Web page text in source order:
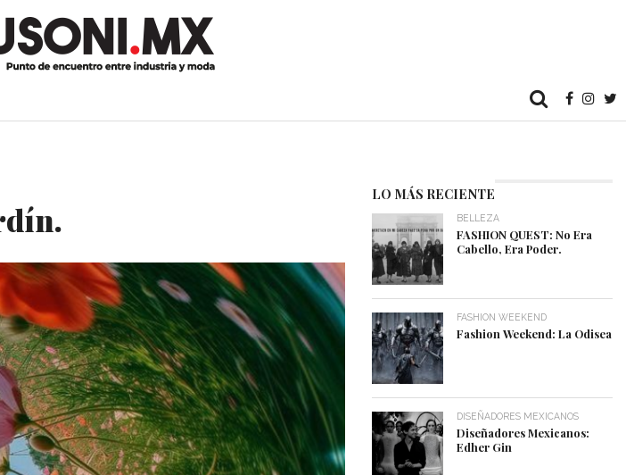
LO MÁS RECIENTE
BELLEZA
FASHION QUEST: No Era
Cabello, Era Poder.
FASHION WEEKEND
Fashion Weekend: La Odisea
DISEÑADORES MEXICANOS
Diseñadores Mexicanos:
Edher Gin